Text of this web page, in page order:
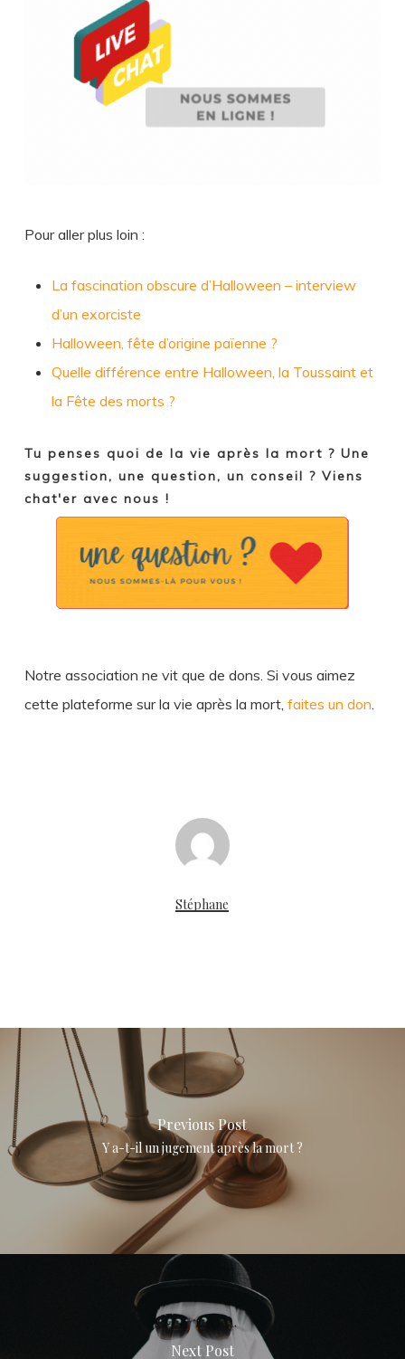
Pour aller plus loin :
La fascination obscure d’Halloween – interview
d’un exorciste
Halloween, fête d’origine païenne ?
Quelle différence entre Halloween, la Toussaint et
la Fête des morts ?
Tu penses quoi de la vie après la mort ? Une
suggestion, une question, un conseil ? Viens
chat'er avec nous !
Notre association ne vit que de dons. Si vous aimez
cette plateforme sur la vie après la mort, faites un don.
Stéphane
Previous Post
Y a-t-il un jugement après la mort ?
Next Post